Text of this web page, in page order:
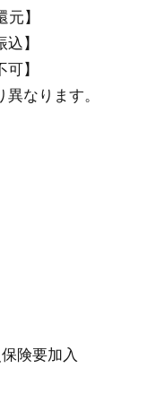
】
】
】
なります。
要加入